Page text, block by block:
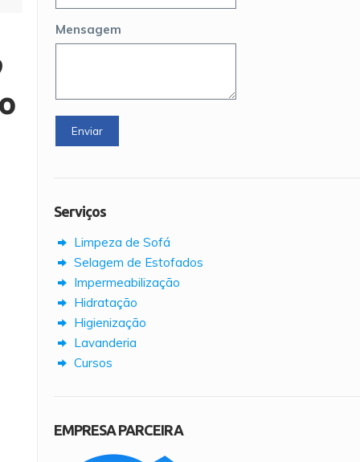
Mensagem
Serviços
Limpeza de Sofá
Selagem de Estofados
Impermeabilização
Hidratação
Higienização
Lavanderia
Cursos
EMPRESA PARCEIRA